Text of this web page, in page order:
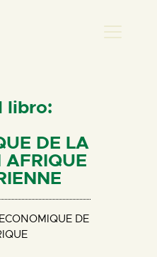
libro:
DE LA
AFRIQUE
DE